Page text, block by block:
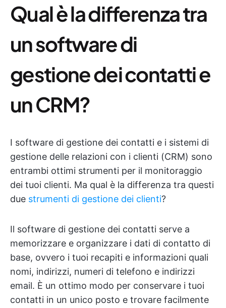
Qual è la differenza tra
un software di
gestione dei contatti e
un CRM?
I software di gestione dei contatti e i sistemi di
gestione delle relazioni con i clienti (CRM) sono
entrambi ottimi strumenti per il monitoraggio
dei tuoi clienti. Ma qual è la differenza tra questi
due strumenti di gestione dei clienti?
Il software di gestione dei contatti serve a
memorizzare e organizzare i dati di contatto di
base, ovvero i tuoi recapiti e informazioni quali
nomi, indirizzi, numeri di telefono e indirizzi
email. È un ottimo modo per conservare i tuoi
contatti in un unico posto e trovare facilmente